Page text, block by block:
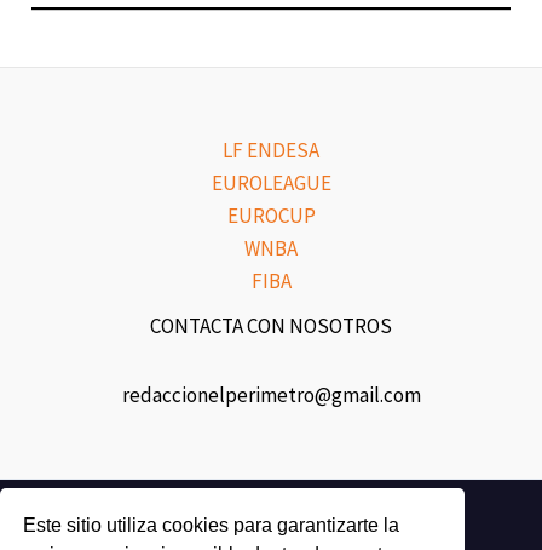
LF ENDESA
EUROLEAGUE
EUROCUP
WNBA
FIBA
CONTACTA CON NOSOTROS
redaccionelperimetro@gmail.com
Twitch
Este sitio utiliza cookies para garantizarte la